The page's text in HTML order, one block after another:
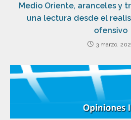
Medio Oriente, aranceles y
una lectura desde el
ofensivo
3 marzo,